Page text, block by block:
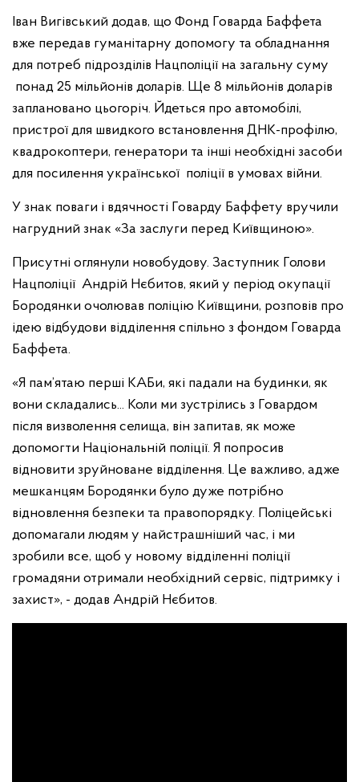
Іван Вигівський додав, що Фонд Говарда Баффета
вже передав гуманітарну допомогу та обладнання
для потреб підрозділів Нацполіції на загальну суму
понад 25 мільйонів доларів. Ще 8 мільйонів доларів
заплановано цьогоріч. Йдеться про автомобілі,
пристрої для швидкого встановлення ДНК-профілю,
квадрокоптери, генератори та інші необхідні засоби
для посилення української поліції в умовах війни.
У знак поваги і вдячності Говарду Баффету вручили
нагрудний знак «За заслуги перед Київщиною».
Присутні оглянули новобудову. Заступник Голови
Нацполіції Андрій Нєбитов, який у період окупації
Бородянки очолював поліцію Київщини, розповів про
ідею відбудови відділення спільно з фондом Говарда
Баффета.
«Я пам’ятаю перші КАБи, які падали на будинки, як
вони складались... Коли ми зустрілись з Говардом
після визволення селища, він запитав, як може
допомогти Національній поліції. Я попросив
відновити зруйноване відділення. Це важливо, адже
мешканцям Бородянки було дуже потрібно
відновлення безпеки та правопорядку. Поліцейські
допомагали людям у найстрашніший час, і ми
зробили все, щоб у новому відділенні поліції
громадяни отримали необхідний сервіс, підтримку і
захист», - додав Андрій Нєбитов.